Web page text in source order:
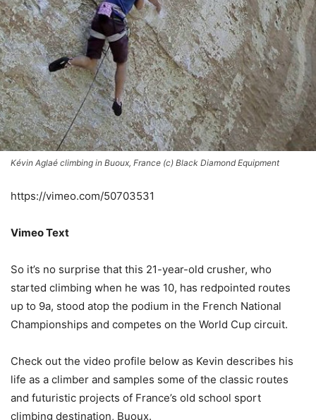
Kévin Aglaé climbing in Buoux, France (c) Black Diamond Equipment
https://vimeo.com/50703531
Vimeo Text
So it’s no surprise that this 21-year-old crusher, who
started climbing when he was 10, has redpointed routes
up to 9a, stood atop the podium in the French National
Championships and competes on the World Cup circuit.
Check out the video profile below as Kevin describes his
life as a climber and samples some of the classic routes
and futuristic projects of France’s old school sport
climbing destination, Buoux.